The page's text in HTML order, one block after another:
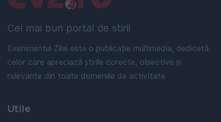
Cel mai bun portal de stiri!
Evenimentul Zilei este o publicație multimedia, dedicată
celor care apreciază știrile corecte, obiective și
relevante din toate domeniile de activitate
Utile